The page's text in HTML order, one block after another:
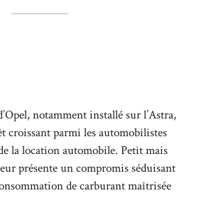
notamment installé sur l’Astra,
croissant parmi les automobilistes
la location automobile. Petit mais
présente un compromis séduisant
de carburant maîtrisée